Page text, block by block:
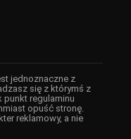
jednoznaczne z
się z którymś z
punkt regulaminu
opuść stronę.
reklamowy, a nie